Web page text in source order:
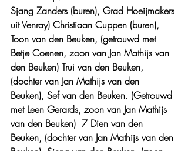
Sjang Zanders (buren), Grad Hoeijmakers
uit Venray) Christiaan Cuppen (buren),
Toon van den Beuken, (getrouwd met
Betje Coenen, zoon van Jan Mathijs van
den Beuken) Trui van den Beuken,
(dochter van Jan Mathijs van den
Beuken), Sef van den Beuken. (Getrouwd
met Leen Gerards, zoon van Jan Mathijs
van den Beuken)  7 Dien van den
Beuken, (dochter van Jan Mathijs van den